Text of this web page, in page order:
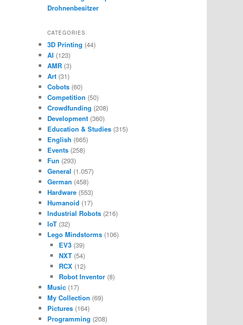
Drohnenbesitzer
CATEGORIES
3D Printing (44)
AI (123)
AMR (3)
Art (31)
Cobots (60)
Competition (50)
Crowdfunding (208)
Development (360)
Education & Studies (315)
English (665)
Events (258)
Fun (293)
General (1.057)
German (458)
Hardware (553)
Humanoid (17)
Industrial Robots (216)
IoT (32)
Lego Mindstorms (106)
EV3(39)
NXT(54)
RCX(12)
Robot Inventor(8)
Music (17)
My Collection (69)
Pictures (164)
Programming (208)